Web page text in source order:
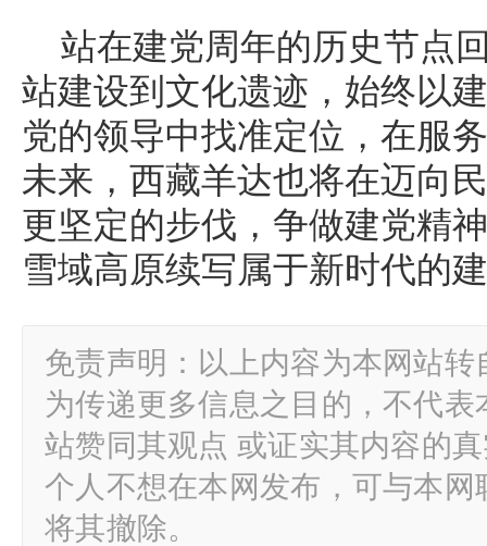
站在建党周年的历史节点
站建设到文化遗迹，始终以
党的领导中找准定位，在服
未来，西藏羊达也将在迈向
更坚定的步伐，争做建党精
雪域高原续写属于新时代的
免责声明：以上内容为本网站
为传递更多信息之目的，不代
站赞同其观点 或证实其内容的
个人不想在本网发布，可与本
将其撤除。